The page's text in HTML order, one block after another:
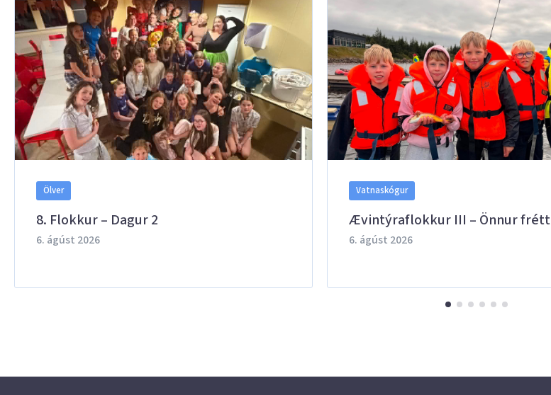
Ölver
8. Flokkur – Dagur 2
6. ágúst 2026
Vatnaskógur
Ævintýraflokkur III – Önnur frétt
6. ágúst 2026